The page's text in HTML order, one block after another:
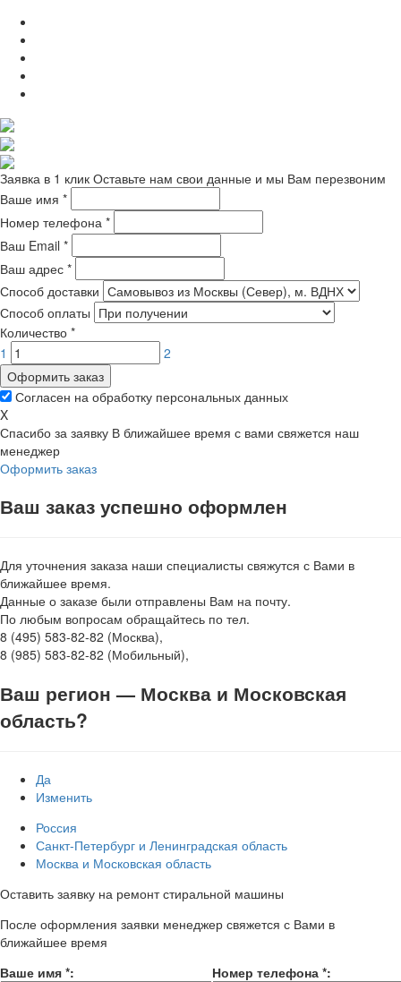
Заявка в 1 клик Оставьте нам свои данные и мы Вам перезвоним
Ваше имя *
Номер телефона *
Ваш Email *
Ваш адрес *
Способ доставки
Способ оплаты
Количество *
1
2
Оформить заказ
Согласен на обработку персональных данных
X
Спасибо за заявку В ближайшее время с вами свяжется наш
менеджер
Оформить заказ
Ваш заказ успешно оформлен
Для уточнения заказа наши специалисты свяжутся с Вами в
ближайшее время.
Данные о заказе были отправлены Вам на почту.
По любым вопросам обращайтесь по тел.
8 (495) 583-82-82 (Москва),
8 (985) 583-82-82 (Мобильный),
Ваш регион — Москва и Московская
область?
Да
Изменить
Россия
Санкт-Петербург и Ленинградская область
Москва и Московская область
Оставить заявку на ремонт стиральной машины
После оформления заявки менеджер свяжется с Вами в
ближайшее время
Ваше имя *: Номер телефона *: